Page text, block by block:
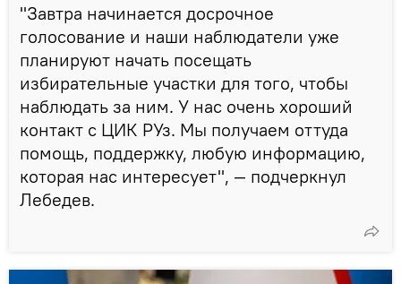
"Завтра начинается досрочное
голосование и наши наблюдатели уже
планируют начать посещать
избирательные участки для того, чтобы
наблюдать за ним. У нас очень хороший
контакт с ЦИК РУз. Мы получаем оттуда
помощь, поддержку, любую информацию,
которая нас интересует", — подчеркнул
Лебедев.